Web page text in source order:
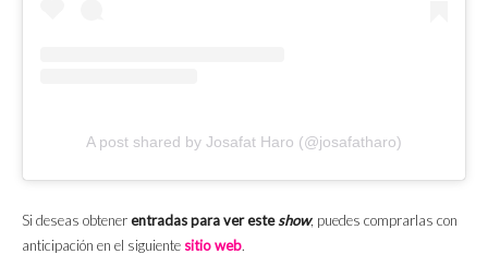
A post shared by Josafat Haro (@josafatharo)
Si deseas obtenerentradas para ver esteshow, puedes comprarlas con
anticipación en el siguiente sitio web.